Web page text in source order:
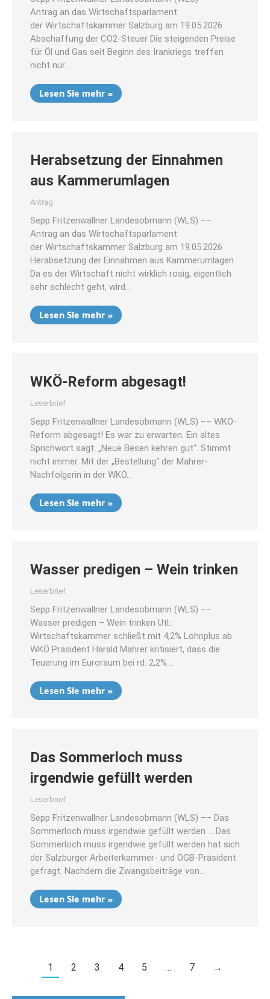
Antrag an das Wirtschaftsparlament
der Wirtschaftskammer Salzburg am 19.05.2026
Abschaffung der CO2-Steuer Die steigenden Preise
für Öl und Gas seit Beginn des Irankriegs treffen
nicht nur…
Lesen Sie mehr »
Herabsetzung der Einnahmen
aus Kammerumlagen
Antrag
Sepp Fritzenwallner Landesobmann (WLS) ––
Antrag an das Wirtschaftsparlament
der Wirtschaftskammer Salzburg am 19.05.2026
Herabsetzung der Einnahmen aus Kammerumlagen
Da es der Wirtschaft nicht wirklich rosig, eigentlich
sehr schlecht geht, wird…
Lesen Sie mehr »
WKÖ-Reform abgesagt!
Leserbrief
Sepp Fritzenwallner Landesobmann (WLS) –– WKÖ-
Reform abgesagt! Es war zu erwarten. Ein altes
Sprichwort sagt: „Neue Besen kehren gut“. Stimmt
nicht immer. Mit der „Bestellung“ der Mahrer-
Nachfolgerin in der WKÖ…
Lesen Sie mehr »
Wasser predigen – Wein trinken
Leserbrief
Sepp Fritzenwallner Landesobmann (WLS) ––
Wasser predigen – Wein trinken Utl.:
Wirtschaftskammer schließt mit 4,2% Lohnplus ab
WKÖ Präsident Harald Mahrer kritisiert, dass die
Teuerung im Euroraum bei rd. 2,2%…
Lesen Sie mehr »
Das Sommerloch muss
irgendwie gefüllt werden
Leserbrief
Sepp Fritzenwallner Landesobmann (WLS) –– Das
Sommerloch muss irgendwie gefüllt werden … Das
Sommerloch muss irgendwie gefüllt werden hat sich
der Salzburger Arbeiterkammer- und ÖGB-Präsident
gefragt. Nachdem die Zwangsbeiträge von…
Lesen Sie mehr »
1 2 3 4 5 … 7 →